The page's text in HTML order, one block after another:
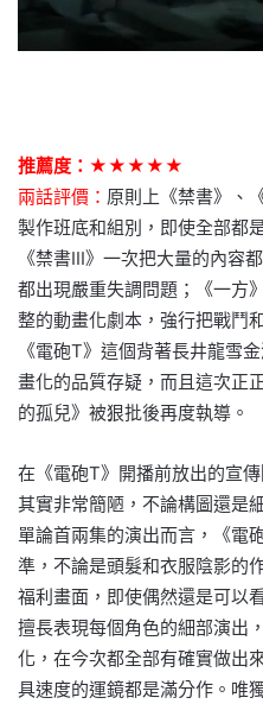
推薦度：★★★★★
兩話評價： 原則上《禁書》、
製作班底和組別，即使全部都
《禁書III》一次把大量的內容
都出現嚴重失調問題；《一方
整的動畫化劇本，強行把戰鬥
《電砲T》這個背著長井龍雪
畫化的品質存疑，而且這次正
的孤兒》被狠批後再度執導。
在《電砲T》開播前放出的宣
其實非常簡陋，不論構圖還是
單論首兩集的演出而言，《電
準，不論是頭髮和衣服陰影的
福利畫面，即使偶然還是可以
擅長表現每個角色的細部演出
化，在今次都全部有確實做出
具速度的運鏡都是滿分作。唯